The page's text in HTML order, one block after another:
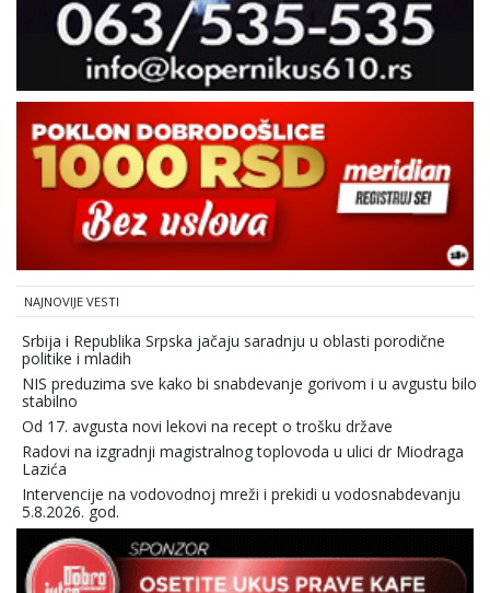
NAJNOVIJE VESTI
Srbija i Republika Srpska jačaju saradnju u oblasti porodične
politike i mladih
NIS preduzima sve kako bi snabdevanje gorivom i u avgustu bilo
stabilno
Od 17. avgusta novi lekovi na recept o trošku države
Radovi na izgradnji magistralnog toplovoda u ulici dr Miodraga
Lazića
Intervencije na vodovodnoj mreži i prekidi u vodosnabdevanju
5.8.2026. god.